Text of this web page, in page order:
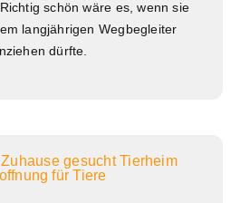
schön wäre es, wenn sie
langjährigen Wegbegleiter
dürfte.